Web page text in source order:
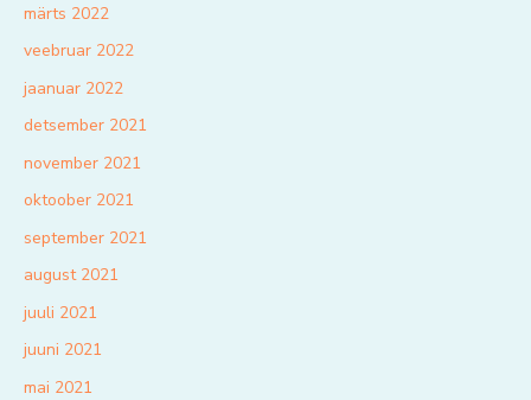
märts 2022
veebruar 2022
jaanuar 2022
detsember 2021
november 2021
oktoober 2021
september 2021
august 2021
juuli 2021
juuni 2021
mai 2021